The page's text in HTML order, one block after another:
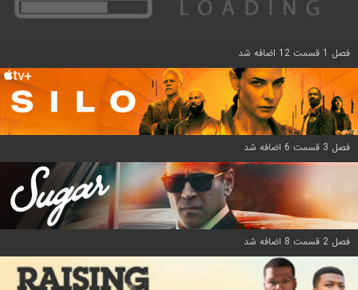
فصل 1 قسمت 12 اضافه شد
فصل 3 قسمت 6 اضافه شد
فصل 2 قسمت 8 اضافه شد